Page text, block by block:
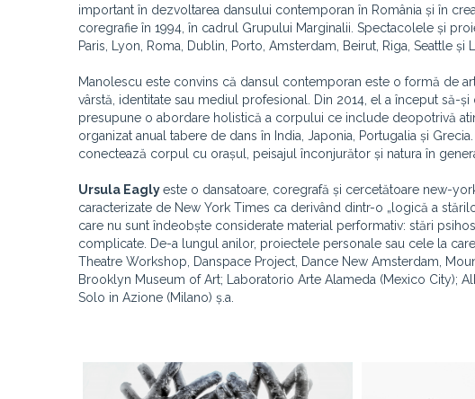
important în dezvoltarea dansului contemporan în România și în
coregrafie în 1994, în cadrul Grupului Marginalii. Spectacolele și
Paris, Lyon, Roma, Dublin, Porto, Amsterdam, Beirut, Riga, Seattle și
Manolescu este convins că dansul contemporan este o formă de
vârstă, identitate sau mediul profesional. Din 2014, el a început
presupune o abordare holistică a corpului ce include deopotrivă
organizat anual tabere de dans în India, Japonia, Portugalia și
conectează corpul cu orașul, peisajul înconjurător și natura în
Ursula Eaglyeste o dansatoare, coregrafă și cercetătoare new-
caracterizate de New York Times ca derivând dintr-o „logică a
care nu sunt îndeobște considerate material performativ: stări
complicate. De-a lungul anilor, proiectele personale sau cele la
Theatre Workshop, Danspace Project, Dance New Amsterdam,
Brooklyn Museum of Art; Laboratorio Arte Alameda (Mexico City);
Solo in Azione (Milano) ș.a.